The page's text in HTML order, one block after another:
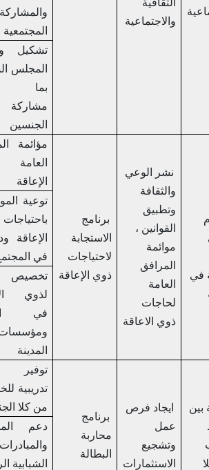
والاجتماعية
والمشاركة
المجتمعية
تشكيل وتفعيل
المجلس الشبابي
بما يضمن
مشاركة كلا
الجنسين
نشر الوعي
والثقافة
وتطبيق
القوانين ،
المرافق
العامة
لحاجات
ذوي الاعاقة
الاستجابة
لاحتياجات
ذوي الإعاقة
مؤائمة المرافق
العامة لذوي
توعية المواطنين
باحتياجات ذوي
الإعاقة ودمجهم
في المجتمع
تخصيص تمثيل
لذوي الإعاقة
في اللجان
ومؤسسات
ايجاد فرص
عمل
وتشجيع
الاستثمارات
برنامج
البطالة
توفير فرص
تدريبية للخريجين
من كلا الجنسين
دعم المشاريع
والمبادرات
الشبابية الريادية